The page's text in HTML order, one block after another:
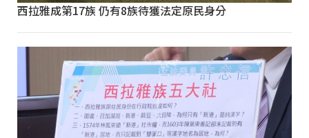
西拉雅成第17族 仍有8族待獲法定原民身分